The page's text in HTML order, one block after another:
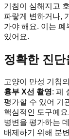
기침이 심해지고
파랗게 변하거나,
가야 해요. 이는
있어요.
정확한 진단
고양이 만성 기침
흉부 X선 촬영: 폐
평가할 수 있어 기
핵심적인 도구예
병변을 평가하는
배제하기 위해 분